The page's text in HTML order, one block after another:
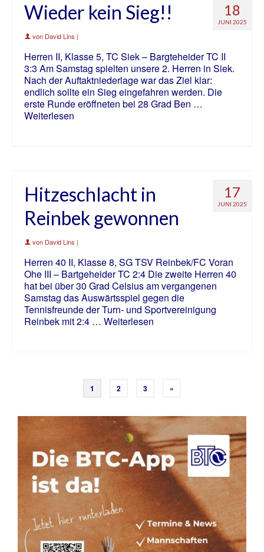
18
JUNI 2025
Wieder kein Sieg!!
von David Lins |
Herren II, Klasse 5, TC Siek – Bargteheider TC II
3:3 Am Samstag spielten unsere 2. Herren in Siek.
Nach der Auftaktniederlage war das Ziel klar:
endlich sollte ein Sieg eingefahren werden. Die
erste Runde eröffneten bei 28 Grad Ben …
Weiterlesen
17
JUNI 2025
Hitzeschlacht in
Reinbek gewonnen
von David Lins |
Herren 40 II, Klasse 8, SG TSV Reinbek/FC Voran
Ohe III – Bartgeheider TC 2:4 Die zweite Herren 40
hat bei über 30 Grad Celsius am vergangenen
Samstag das Auswärtsspiel gegen die
Tennisfreunde der Turn- und Sportvereinigung
Reinbek mit 2:4 … Weiterlesen
1 2 3 »